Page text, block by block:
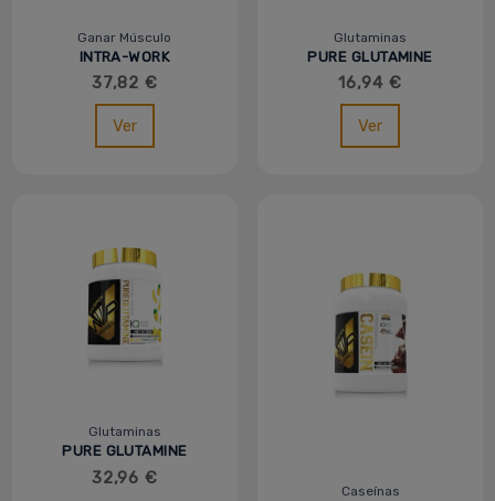
Ganar Músculo
INTRA-WORK
PROFESSIONAL - MVP -
IOGENIX
37,82 €
Ver
Glutaminas
PURE GLUTAMINE
KYOWA 300G - MVP -
IOGENIX
16,94 €
Ver
Glutaminas
PURE GLUTAMINE
KYOWA 500G - MVP
32,96 €
Caseínas